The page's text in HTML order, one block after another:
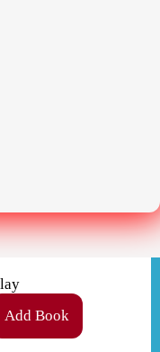
Add Book